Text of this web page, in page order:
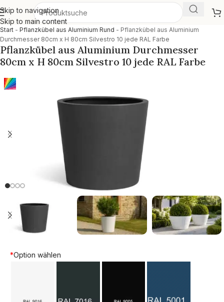
Skip to navigation
Skip to main content
Start - Pflanzkübel aus Aluminium Rund - Pflanzkübel aus Aluminium
Durchmesser 80cm x H 80cm Silvestro 10 jede RAL Farbe
Pflanzkübel aus Aluminium Durchmesser
80cm x H 80cm Silvestro 10 jede RAL Farbe
*Option wählen